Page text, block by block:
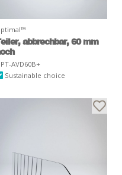
abbrechbar, 60 mm
AVD60B+
Sustainable choice